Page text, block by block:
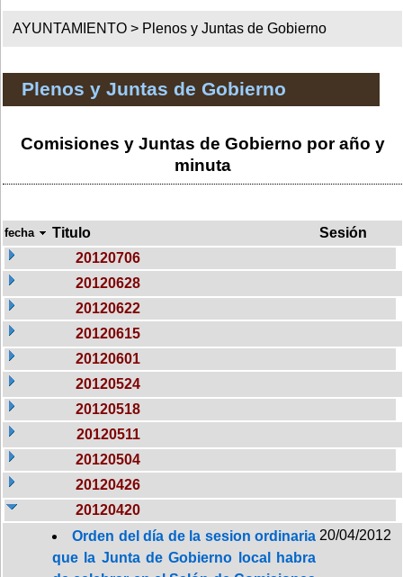
AYUNTAMIENTO > Plenos y Juntas de Gobierno
Plenos y Juntas de Gobierno
Comisiones y Juntas de Gobierno por año y
minuta
fecha Titulo
Sesión
20120706
20120628
20120622
20120615
20120601
20120524
20120518
20120511
20120504
20120426
20120420
Orden del día de la sesion ordinaria
que la Junta de Gobierno local habra
20/04/2012